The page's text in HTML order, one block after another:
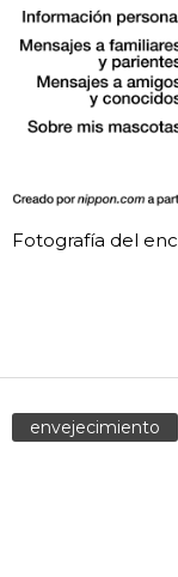
Fotografía del
envejecimiento